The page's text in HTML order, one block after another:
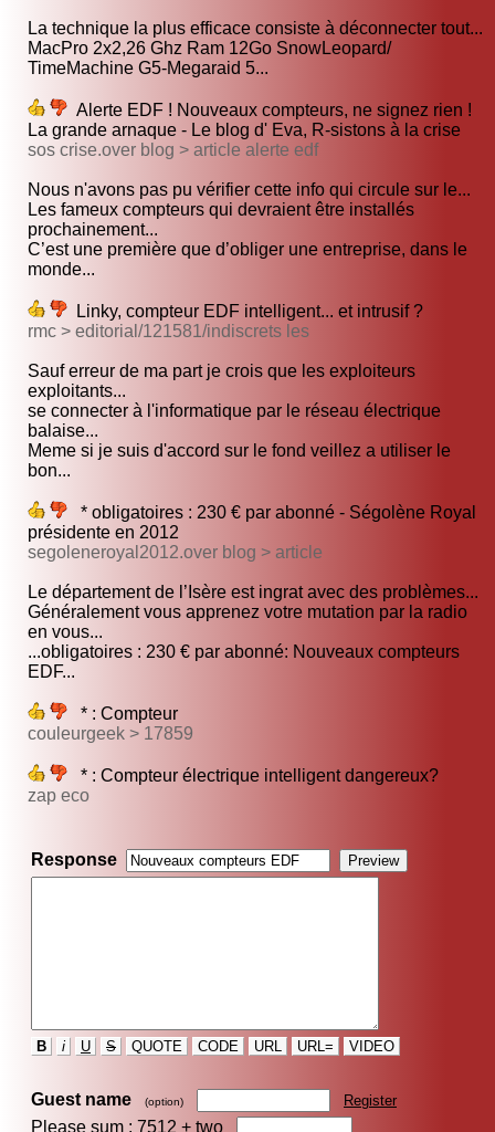
La technique la plus efficace consiste à déconnecter tout...
MacPro 2x2,26 Ghz Ram 12Go SnowLeopard/
TimeMachine G5-Megaraid 5...
Alerte EDF ! Nouveaux compteurs, ne signez rien !
La grande arnaque - Le blog d' Eva, R-sistons à la crise
sos crise.over blog > article alerte edf
Nous n'avons pas pu vérifier cette info qui circule sur le...
Les fameux compteurs qui devraient être installés
prochainement...
C’est une première que d’obliger une entreprise, dans le
monde...
Linky, compteur EDF intelligent... et intrusif ?
rmc > editorial/121581/indiscrets les
Sauf erreur de ma part je crois que les exploiteurs
exploitants...
se connecter à l'informatique par le réseau électrique
balaise...
Meme si je suis d'accord sur le fond veillez a utiliser le
bon...
* obligatoires : 230 € par abonné - Ségolène Royal
présidente en 2012
segoleneroyal2012.over blog > article
Le département de l’Isère est ingrat avec des problèmes...
Généralement vous apprenez votre mutation par la radio
en vous...
...obligatoires : 230 € par abonné: Nouveaux compteurs
EDF...
* : Compteur
couleurgeek > 17859
* : Compteur électrique intelligent dangereux?
zap eco
Response
B i U S QUOTE CODE URL URL= VIDEO
Guest name (option) Register
Please sum : 7512 + two